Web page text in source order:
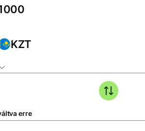
KZT
erre